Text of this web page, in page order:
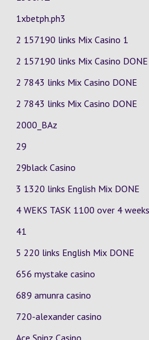
1xbetph.ph3
2 157190 links Mix Casino 1
2 157190 links Mix Casino DONE
2 7843 links Mix Casino DONE
2 7843 links Mix Casino DONE
2000_BAz
29
29black Casino
3 1320 links English Mix DONE
4 WEKS TASK 1100 over 4
41
5 220 links English Mix DONE
656 mystake casino
689 amunra casino
720-alexander casino
Ace Spinz Casino